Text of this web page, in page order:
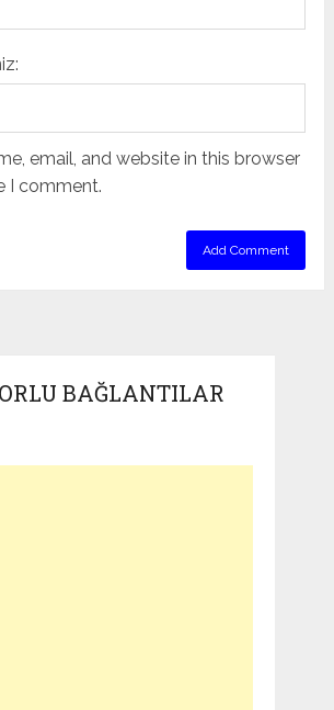
email, and website in this browser
I comment.
BAĞLANTILAR